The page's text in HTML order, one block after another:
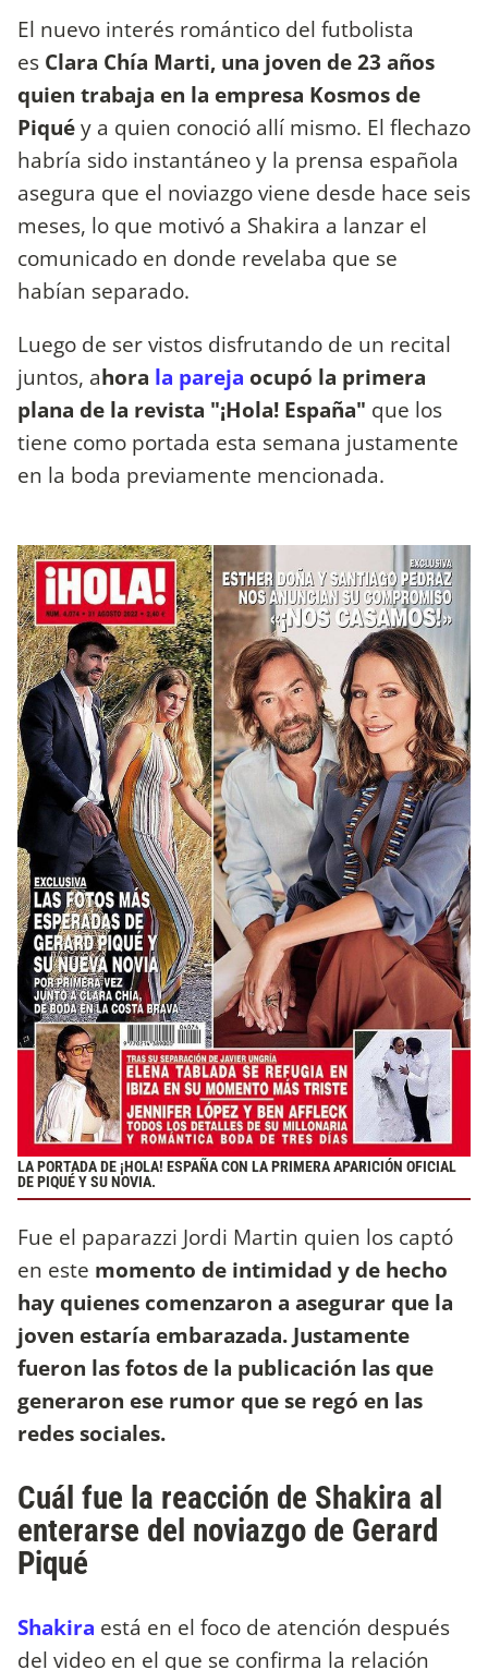
El nuevo interés romántico del futbolista
es Clara Chía Marti, una joven de 23 años
quien trabaja en la empresa Kosmos de
Piquéy a quien conoció allí mismo. El flechazo
habría sido instantáneo y la prensa española
asegura que el noviazgo viene desde hace seis
meses, lo que motivó a Shakira a lanzar el
comunicado en donde revelaba que se
habían separado.
Luego de ser vistos disfrutando de un recital
juntos, ahora la pareja ocupó la primera
plana de la revista "¡Hola! España" que los
tiene como portada esta semana justamente
en la boda previamente mencionada.
LA PORTADA DE ¡HOLA! ESPAÑA CON LA PRIMERA APARICIÓN OFICIAL
DE PIQUÉ Y SU NOVIA.
Fue el paparazzi Jordi Martin quien los captó
en este momento de intimidad y de hecho
hay quienes comenzaron a asegurar que la
joven estaría embarazada. Justamente
fueron las fotos de la publicación las que
generaron ese rumor que se regó en las
redes sociales.
Cuál fue la reacción de Shakira al
enterarse del noviazgo de Gerard
Piqué
Shakira está en el foco de atención después
del video en el que se confirma la relación